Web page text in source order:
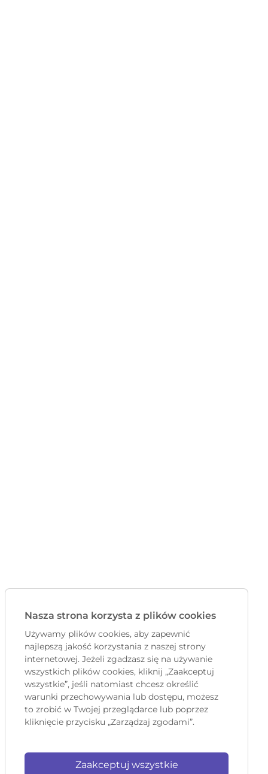
Nasza strona korzysta z plików cookies
Używamy plików cookies, aby zapewnić
najlepszą jakość korzystania z naszej strony
internetowej. Jeżeli zgadzasz się na używanie
wszystkich plików cookies, kliknij „Zaakceptuj
wszystkie”, jeśli natomiast chcesz określić
warunki przechowywania lub dostępu, możesz
to zrobić w Twojej przeglądarce lub poprzez
kliknięcie przycisku „Zarządzaj zgodami”.
Zaakceptuj wszystkie